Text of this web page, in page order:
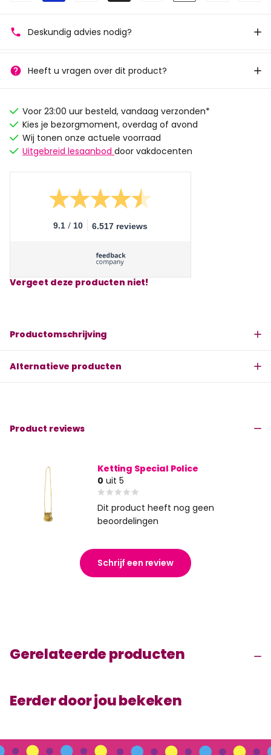
Deskundig advies nodig?
Heeft u vragen over dit product?
Voor 23:00 uur besteld, vandaag verzonden*
Kies je bezorgmoment, overdag of avond
Wij tonen onze actuele voorraad
Uitgebreid lesaanbod door vakdocenten
9.1 / 10 6.517 reviews
Vergeet deze producten niet!
Productomschrijving
Alternatieve producten
Product reviews
Ketting Special Police
0 uit 5
Dit product heeft nog geen
beoordelingen
Schrijf een review
Gerelateerde producten
Eerder door jou bekeken